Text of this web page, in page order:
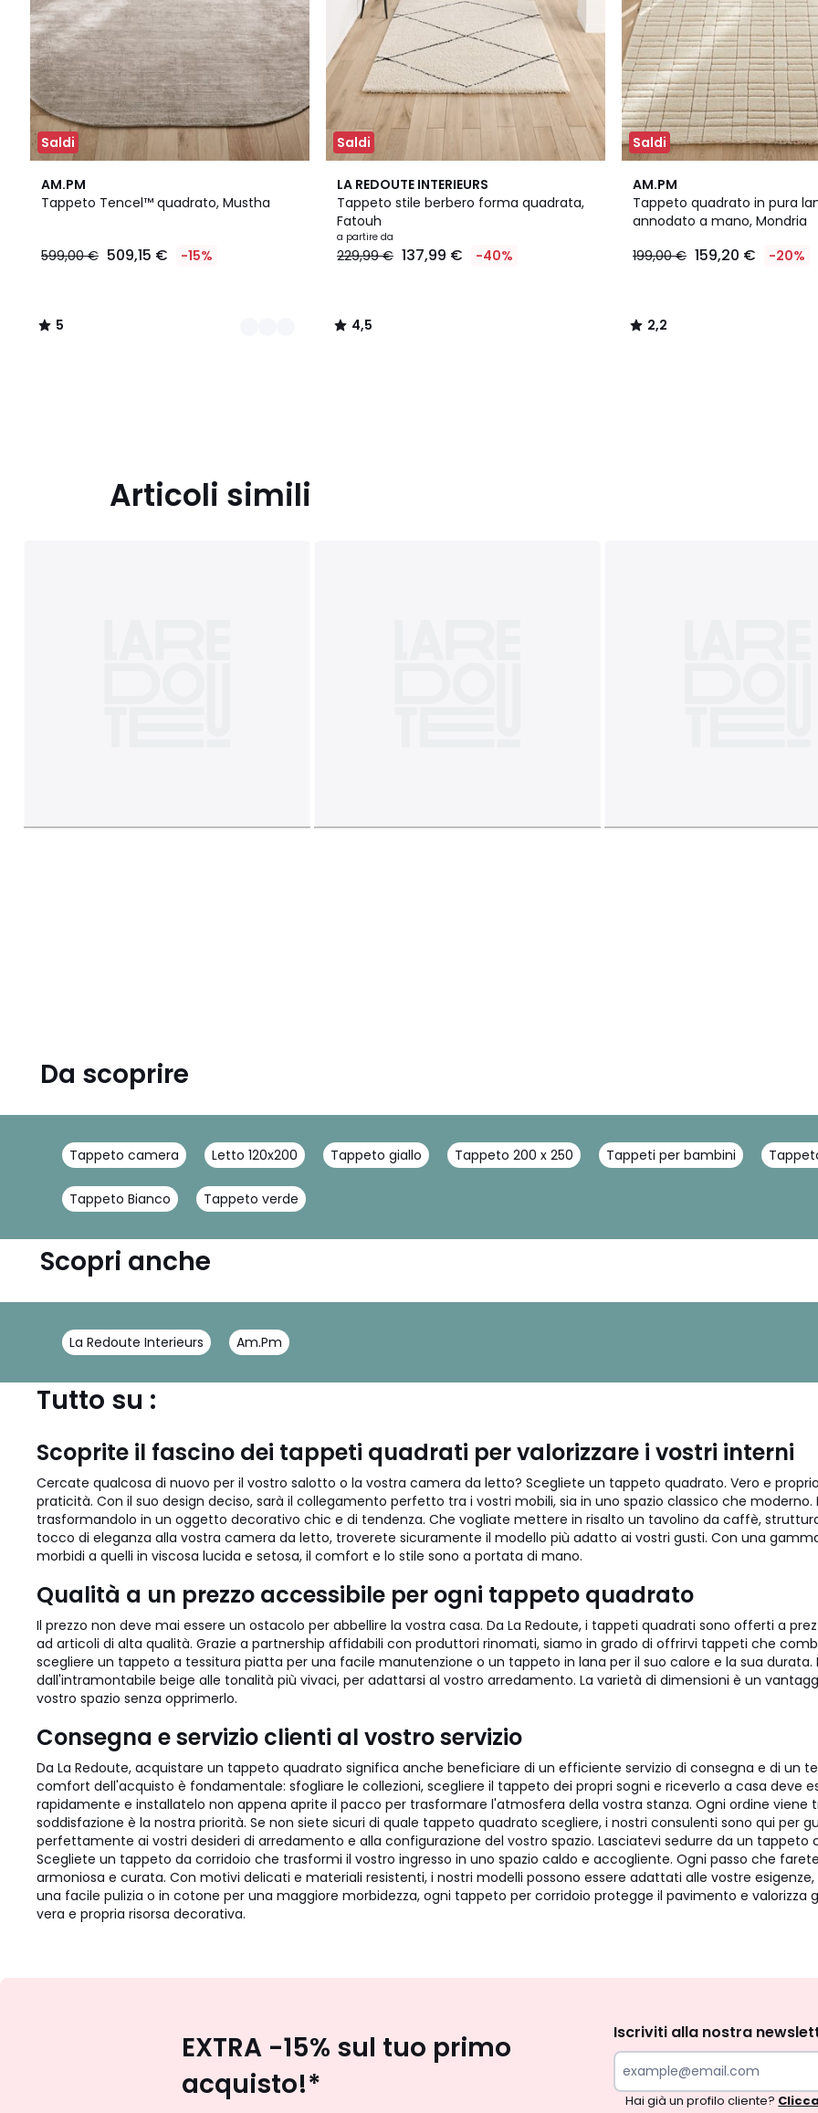
Saldi
AM.PM
Tappeto Tencel™ quadrato, Mustha
599,00 € 509,15 € -15%
5
/
2
Colori
5
/
Saldi
LA REDOUTE INTERIEURS
Tappeto stile berbero forma quadrata,
Fatouh
a partire da
229,99 € 137,99 € -40%
4,5
/ 5
4,5
/
Saldi
AM.PM
Tappeto quadrato in pura
annodato a mano, Mondria
199,00 € 159,20 € -20%
2,2
/ 5
2,2
/
Articoli simili
Da scoprire
Tappeto camera Letto 120x200 Tappeto giallo Tappeto 200 x 250 Tappeti per bambini
Tappeto Bianco Tappeto verde
Scopri anche
La Redoute Interieurs Am.Pm
Tutto su :
Scoprite il fascino dei tappeti quadrati per valorizzare i vostri interni
Cercate qualcosa di nuovo per il vostro salotto o la vostra camera da letto? Scegliete un tappeto quadrato. Vero e
praticità. Con il suo design deciso, sarà il collegamento perfetto tra i vostri mobili, sia in uno spazio classico che
trasformandolo in un oggetto decorativo chic e di tendenza. Che vogliate mettere in risalto un tavolino da caffè,
tocco di eleganza alla vostra camera da letto, troverete sicuramente il modello più adatto ai vostri gusti. Con una
morbidi a quelli in viscosa lucida e setosa, il comfort e lo stile sono a portata di mano.
Qualità a un prezzo accessibile per ogni tappeto quadrato
Il prezzo non deve mai essere un ostacolo per abbellire la vostra casa. Da La Redoute, i tappeti quadrati sono offerti a
ad articoli di alta qualità. Grazie a partnership affidabili con produttori rinomati, siamo in grado di offrirvi tappeti che
scegliere un tappeto a tessitura piatta per una facile manutenzione o un tappeto in lana per il suo calore e la sua
dall'intramontabile beige alle tonalità più vivaci, per adattarsi al vostro arredamento. La varietà di dimensioni è un
vostro spazio senza opprimerlo.
Consegna e servizio clienti al vostro servizio
Da La Redoute, acquistare un tappeto quadrato significa anche beneficiare di un efficiente servizio di consegna e di un
comfort dell'acquisto è fondamentale: sfogliare le collezioni, scegliere il tappeto dei propri sogni e riceverlo a casa deve
rapidamente e installatelo non appena aprite il pacco per trasformare l'atmosfera della vostra stanza. Ogni ordine
soddisfazione è la nostra priorità. Se non siete sicuri di quale tappeto quadrato scegliere, i nostri consulenti sono qui per
perfettamente ai vostri desideri di arredamento e alla configurazione del vostro spazio. Lasciatevi sedurre da un
Scegliete un tappeto da corridoio che trasformi il vostro ingresso in uno spazio caldo e accogliente. Ogni passo che
armoniosa e curata. Con motivi delicati e materiali resistenti, i nostri modelli possono essere adattati alle vostre
una facile pulizia o in cotone per una maggiore morbidezza, ogni tappeto per corridoio protegge il pavimento e
vera e propria risorsa decorativa.
EXTRA -15% sul tuo primo
acquisto!*
Iscriviti alla nostra
Hai già un profilo cliente?